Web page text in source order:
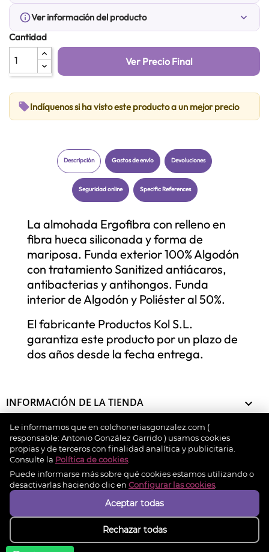
info_outlineVer información del producto expand_more
Cantidad
Ver Precio Final
local_offerIndíquenos si ha visto este producto a un mejor precio
Descripción Gastos de envío Devoluciones
Seguridad online Specific References
La almohada Ergofibra con relleno en
fibra hueca siliconada y forma de
mariposa. Funda exterior 100% Algodón
con tratamiento Sanitized antiácaros,
antibacterias y antihongos. Funda
interior de Algodón y Poliéster al 50%.
El fabricante Productos Kol S.L.
garantiza este producto por un plazo de
dos años desde la fecha entrega.
INFORMACIÓN DE LA TIENDA 
INFORMACIÓN
MI CUENTA
Le informamos que en colchoneriasgonzalez.com (
responsable: Antonio González Garrido ) usamos cookies
propias y de terceros con finalidad analítica y publicitaria.
Consulte la Política de cookies.
Puede informarse más sobre qué cookies estamos utilizando o
desactivarlas haciendo clic en Configurar las cookies.
Aceptar todas
Rechazar todas
© 2026 - colchoneriasgonzalez.com. Design by